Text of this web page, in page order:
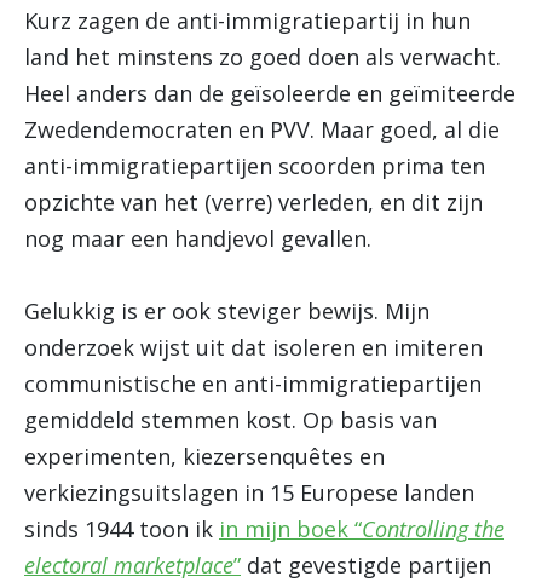
Kurz zagen de anti-immigratiepartij in hun
land het minstens zo goed doen als verwacht.
Heel anders dan de geïsoleerde en geïmiteerde
Zwedendemocraten en PVV. Maar goed, al die
anti-immigratiepartijen scoorden prima ten
opzichte van het (verre) verleden, en dit zijn
nog maar een handjevol gevallen.
Gelukkig is er ook steviger bewijs. Mijn
onderzoek wijst uit dat isoleren en imiteren
communistische en anti-immigratiepartijen
gemiddeld stemmen kost. Op basis van
experimenten, kiezersenquêtes en
verkiezingsuitslagen in 15 Europese landen
sinds 1944 toon ik in mijn boek “Controlling the
electoral marketplace” dat gevestigde partijen